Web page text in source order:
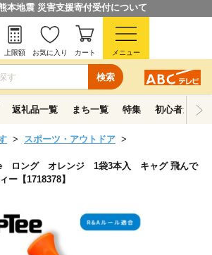
本地震 災害支援寄付受付について
検索
上限額 お気に入り カート メニュー
返礼品一覧 まち一覧 特集 初心者ガイド
スポーツ・アウトドア
ロング オレンジ 1袋3本入 キャグ 飛んで
【1718378】